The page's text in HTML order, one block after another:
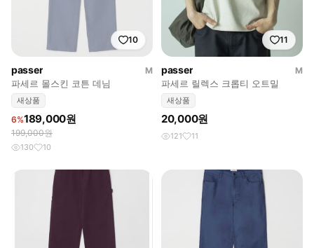
10
passer
M
파세르 몰스킨 코튼 데님
새상품
6%189,000원
199,000원
130 10
11
passer
M
파세르 릴렉스 크롭티 오트밀
새상품
20,000원
121 11